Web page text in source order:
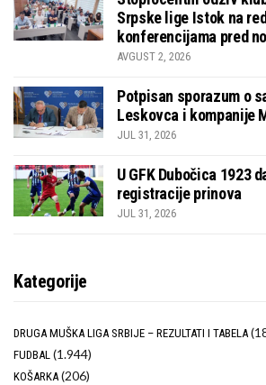
Srpske lige Istok na
konferencijama pred
AVGUST 2, 2026
Potpisan sporazum o
Leskovca i kompanije
JUL 31, 2026
U GFK Dubočica 1923
registracije prinova
JUL 31, 2026
Kategorije
DRUGA MUŠKA LIGA SRBIJE – REZULTATI I TABELA
FUDBAL (1.944)
KOŠARKA (206)